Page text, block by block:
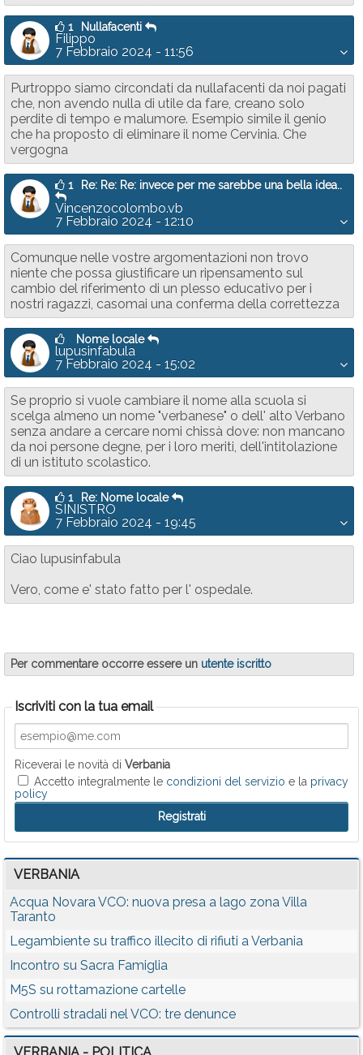
1 Nullafacenti
Filippo
7 Febbraio 2024 - 11:56
Purtroppo siamo circondati da nullafacenti da noi pagati
che, non avendo nulla di utile da fare, creano solo
perdite di tempo e malumore. Esempio simile il genio
che ha proposto di eliminare il nome Cervinia. Che
vergogna
1 Re: Re: Re: invece per me sarebbe una bella idea..
Vincenzocolombo.vb
7 Febbraio 2024 - 12:10
Comunque nelle vostre argomentazioni non trovo
niente che possa giustificare un ripensamento sul
cambio del riferimento di un plesso educativo per i
nostri ragazzi, casomai una conferma della correttezza
Nome locale
lupusinfabula
7 Febbraio 2024 - 15:02
Se proprio si vuole cambiare il nome alla scuola si
scelga almeno un nome "verbanese" o dell' alto Verbano
senza andare a cercare nomi chissà dove: non mancano
da noi persone degne, per i loro meriti, dell'intitolazione
di un istituto scolastico.
1 Re: Nome locale
SINISTRO
7 Febbraio 2024 - 19:45
Ciao lupusinfabula
Vero, come e' stato fatto per l' ospedale.
Per commentare occorre essere un utente iscritto
Iscriviti con la tua email
Riceverai le novità di Verbania
Accetto integralmente le condizioni del servizio e la privacy
policy
VERBANIA
Acqua Novara VCO: nuova presa a lago zona Villa
Taranto
Legambiente su traffico illecito di rifiuti a Verbania
Incontro su Sacra Famiglia
M5S su rottamazione cartelle
Controlli stradali nel VCO: tre denunce